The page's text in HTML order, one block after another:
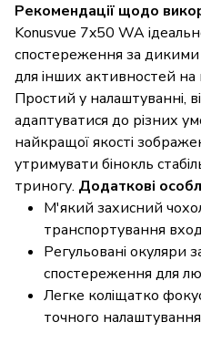
Рекомендації щодо
Konusvue 7x50 WA
спостереження за
для інших активностей на
Простий у налаштуванні,
адаптуватися до різних
найкращої якості
утримувати бінокль
триногу. Додаткові
М'який захисний
транспортування
Регульовані окуляри
спостереження для
Легке коліщатко
точного